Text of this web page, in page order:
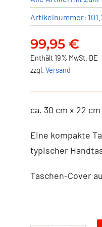
Artikelnummer:
99,95 €
Enthält 19% MwSt. DE
zzgl. Versand
ca. 30 cm x 22
Eine kompakte
typischer
Taschen-Cover